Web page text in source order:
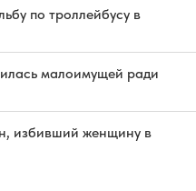
по троллейбусу в
малоимущей ради
избивший женщину в